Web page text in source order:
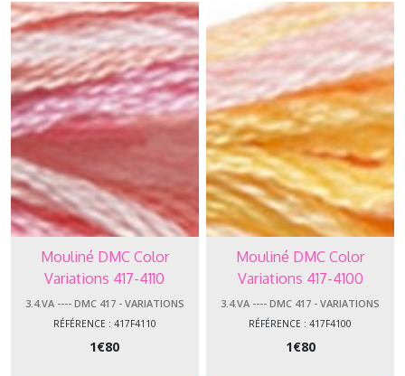
Mouliné DMC Color
Variations 417-4110
3.4.VA ---- DMC 417 - VARIATIONS
RÉFÉRENCE : 417F4110
1€80
Mouliné DMC Color
Variations 417-4100
3.4.VA ---- DMC 417 - VARIATIONS
RÉFÉRENCE : 417F4100
1€80